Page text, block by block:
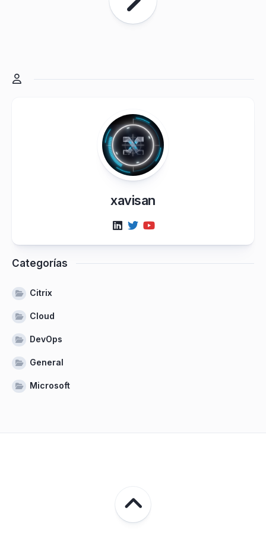
xavisan
Categorías
Citrix
Cloud
DevOps
General
Microsoft